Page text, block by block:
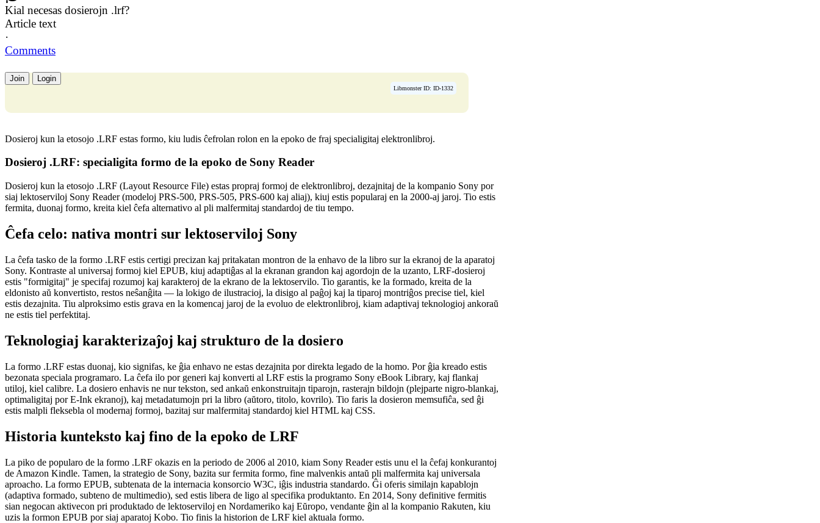
Kial necesas dosierojn .lrf?
Article text
·
Comments
Join Login
Libmonster ID: ID-1332
Dosieroj kun la etosojo .LRF estas formo, kiu ludis ĉefrolan rolon en la epoko de fraj specialigitaj elektronlibroj.
Dosieroj .LRF: specialigita formo de la epoko de Sony Reader
Dosieroj kun la etosojo .LRF (Layout Resource File) estas propraj formoj de elektronlibroj, dezajnitaj de la kompanio Sony por
siaj lektoserviloj Sony Reader(modeloj PRS-500, PRS-505, PRS-600 kaj aliaj), kiuj estis popularaj en la 2000-aj jaroj. Tio estis
fermita, duonaj formo, kreita kiel ĉefa alternativo al pli malfermitaj standardoj de tiu tempo.
Ĉefa celo: nativa montri sur lektoserviloj Sony
La ĉefa tasko de la formo .LRF estis certigi precizan kaj pritakatan montron de la enhavo de la libro sur la ekranoj de la aparatoj
Sony. Kontraste al universaj formoj kiel EPUB, kiuj adaptiĝas al la ekranan grandon kaj agordojn de la uzanto, LRF-dosieroj
estis "formigitaj" je specifaj rozumoj kaj karakteroj de la ekrano de la lektoservilo. Tio garantis, ke la formado, kreita de la
eldonisto aŭ konvertisto, restos neŝanĝita — la lokigo de ilustracioj, la disigo al paĝoj kaj la tiparoj montriĝos precise tiel, kiel
estis dezajnita. Tiu alproksimo estis grava en la komencaj jaroj de la evoluo de elektronlibroj, kiam adaptivaj teknologioj ankoraŭ
ne estis tiel perfektitaj.
Teknologiaj karakterizaĵoj kaj strukturo de la dosiero
La formo .LRF estas duonaj, kio signifas, ke ĝia enhavo ne estas dezajnita por direkta legado de la homo. Por ĝia kreado estis
bezonata speciala programaro. La ĉefa ilo por generi kaj konverti al LRF estis la programo Sony eBook Library, kaj flankaj
utiloj, kiel calibre. La dosiero enhavis ne nur tekston, sed ankaŭ enkonstruitajn tiparojn, rasterajn bildojn (plejparte nigro-blankaj,
optimaligitaj por E-Ink ekranoj), kaj metadatumojn pri la libro (aŭtoro, titolo, kovrilo). Tio faris la dosieron memsufiĉa, sed ĝi
estis malpli fleksebla ol modernaj formoj, bazitaj sur malfermitaj standardoj kiel HTML kaj CSS.
Historia kunteksto kaj fino de la epoko de LRF
La piko de popularo de la formo .LRF okazis en la periodo de 2006 al 2010, kiam Sony Reader estis unu el la ĉefaj konkurantoj
de Amazon Kindle. Tamen, la strategio de Sony, bazita sur fermita formo, fine malvenkis antaŭ pli malfermita kaj universala
aproacho. La formo EPUB, subtenata de la internacia konsorcio W3C, iĝis industria standardo. Ĝi oferis similajn kapablojn
(adaptiva formado, subteno de multimedio), sed estis libera de ligo al specifika produktanto. En 2014, Sony definitive fermitis
sian negocan aktivecon pri produktado de lektoserviloj en Nordameriko kaj Eŭropo, vendante ĝin al la kompanio Rakuten, kiu
uzis la formon EPUB por siaj aparatoj Kobo. Tio finis la historion de LRF kiel aktuala formo.